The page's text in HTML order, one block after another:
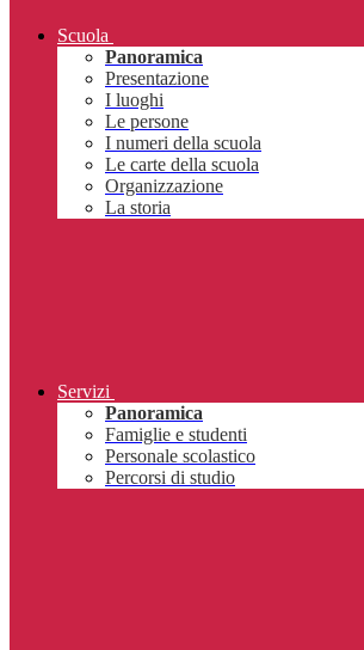
Scuola
Panoramica
Presentazione
I luoghi
Le persone
I numeri della scuola
Le carte della scuola
Organizzazione
La storia
Servizi
Panoramica
Famiglie e studenti
Personale scolastico
Percorsi di studio